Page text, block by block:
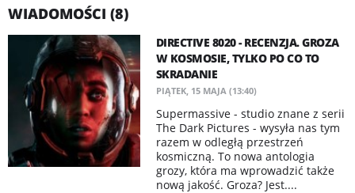
WIADOMOŚCI (8)
DIRECTIVE 8020 - RECENZJA. GROZA
W KOSMOSIE, TYLKO PO CO TO
SKRADANIE
PIĄTEK, 15 MAJA (13:40)
Supermassive - studio znane z serii
The Dark Pictures - wysyła nas tym
razem w odległą przestrzeń
kosmiczną. To nowa antologia
grozy, która ma wprowadzić także
nową jakość. Groza? Jest....